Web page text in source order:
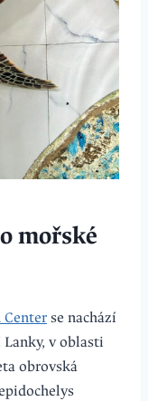
mořské
Center se nachází
v oblasti
obrovská